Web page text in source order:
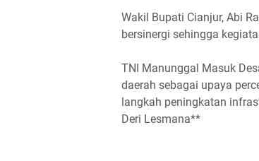
Wakil Bupati Cianjur, Abi
bersinergi sehingga
TNI Manunggal Masuk
daerah sebagai upaya
langkah peningkatan
Deri Lesmana**